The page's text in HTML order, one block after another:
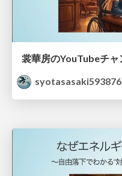
syotasasaki593876